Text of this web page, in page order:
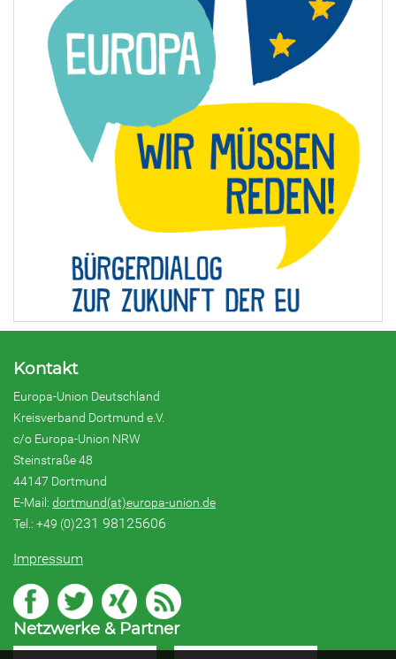
Kontakt
Europa-Union Deutschland
Kreisverband Dortmund e.V.
c/o Europa-Union NRW
Steinstraße 48
44147 Dortmund
E-Mail: dortmund(at)europa-union.de
Tel.: +49 (0)231 98125606
Impressum
Netzwerke & Partner